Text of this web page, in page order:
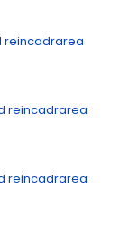
reincadrarea
reincadrarea
reincadrarea